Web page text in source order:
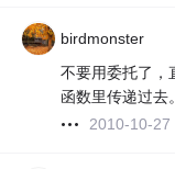
birdmonster
不要用委托了，
函数里传递过去
2010-10-27